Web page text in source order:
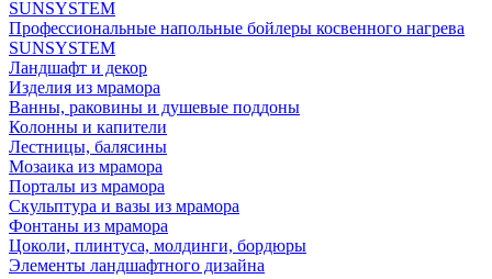
SUNSYSTEM
Профессиональные напольные бойлеры косвенного нагрева
SUNSYSTEM
Ландшафт и декор
Изделия из мрамора
Ванны, раковины и душевые поддоны
Колонны и капители
Лестницы, балясины
Мозаика из мрамора
Порталы из мрамора
Скульптура и вазы из мрамора
Фонтаны из мрамора
Цоколи, плинтуса, молдинги, бордюры
Элементы ландшафтного дизайна